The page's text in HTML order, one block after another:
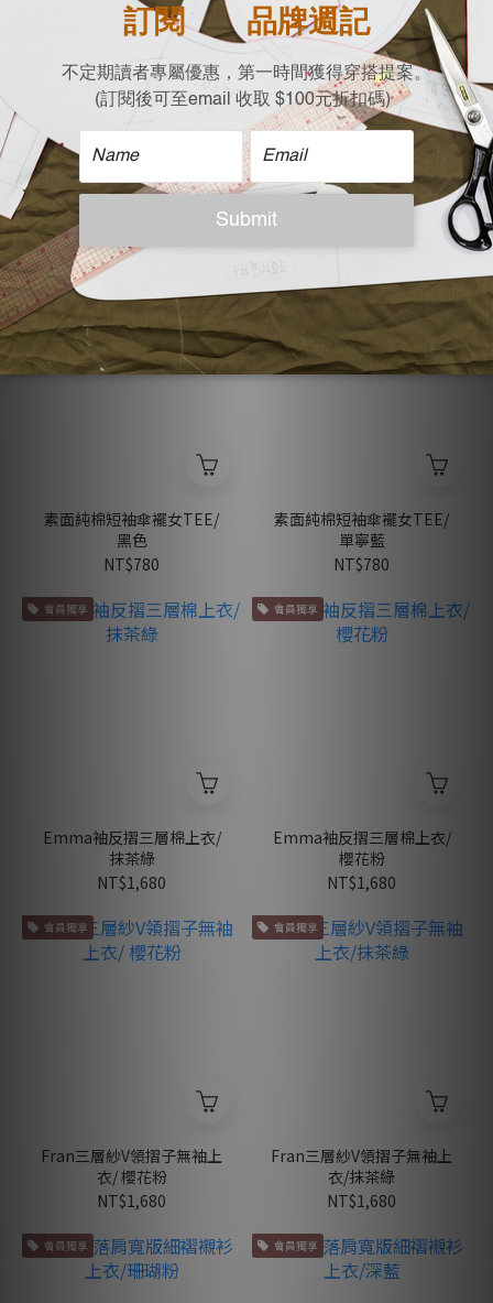
會員獨享
素面純棉短袖傘襬女TEE/
黑色
NT$780
會員獨享
素面純棉短袖傘襬女TEE/
單寧藍
NT$780
會員獨享
Emma袖反摺三層棉上衣/
抹茶綠
NT$1,680
會員獨享
Emma袖反摺三層棉上衣/
櫻花粉
NT$1,680
會員獨享
Fran三層紗V領摺子無袖上
衣/ 櫻花粉
NT$1,680
會員獨享
Fran三層紗V領摺子無袖上
衣/抹茶綠
NT$1,680
會員獨享 會員獨享